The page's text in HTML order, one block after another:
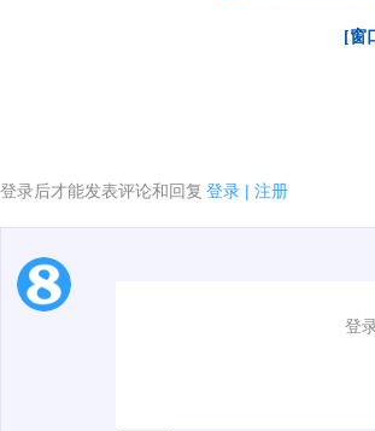
[窗
登录后才能发表评论和回复 登录 | 注册
登
1.电脑端新用户可以发表评论